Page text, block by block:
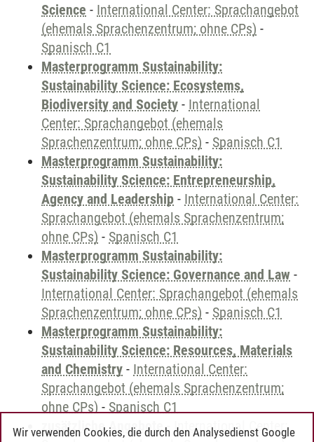
Science - International Center: Sprachangebot
(ehemals Sprachenzentrum; ohne CPs) -
Spanisch C1
Masterprogramm Sustainability:
Sustainability Science: Ecosystems,
Biodiversity and Society - International
Center: Sprachangebot (ehemals
Sprachenzentrum; ohne CPs) - Spanisch C1
Masterprogramm Sustainability:
Sustainability Science: Entrepreneurship,
Agency and Leadership - International Center:
Sprachangebot (ehemals Sprachenzentrum;
ohne CPs) - Spanisch C1
Masterprogramm Sustainability:
Sustainability Science: Governance and Law -
International Center: Sprachangebot (ehemals
Sprachenzentrum; ohne CPs) - Spanisch C1
Masterprogramm Sustainability:
Sustainability Science: Resources, Materials
and Chemistry - International Center:
Sprachangebot (ehemals Sprachenzentrum;
ohne CPs) - Spanisch C1
zusätzliche Angebote- International Center:
Wir verwenden Cookies, die durch den Analysedienst Google